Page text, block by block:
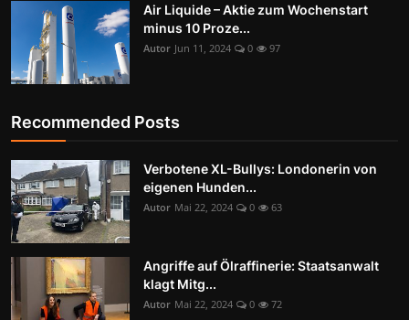
Air Liquide – Aktie zum Wochenstart
minus 10 Proze...
Autor Jun 11, 2024 0 97
Recommended Posts
Verbotene XL-Bullys: Londonerin von
eigenen Hunden...
Autor Mai 22, 2024 0 63
Angriffe auf Ölraffinerie: Staatsanwalt
klagt Mitg...
Autor Mai 22, 2024 0 72